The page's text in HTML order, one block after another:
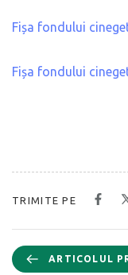
Fișa fondului
Fișa fondului
TRIMITE PE
ARTICOLUL